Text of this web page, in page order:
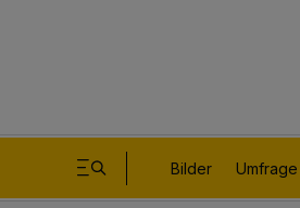
Bilder Umfrage